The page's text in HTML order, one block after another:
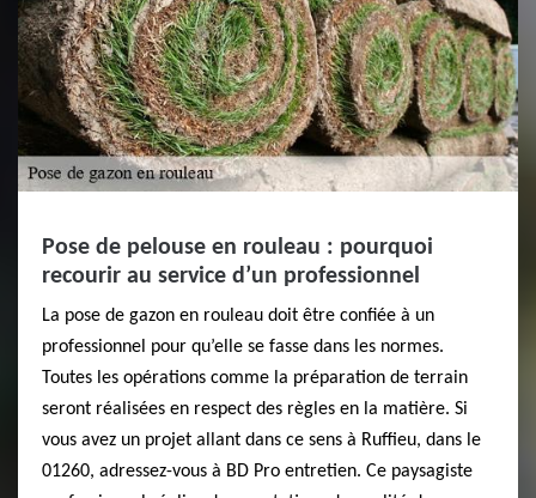
Pose de pelouse en rouleau : pourquoi
recourir au service d’un professionnel
La pose de gazon en rouleau doit être confiée à un
professionnel pour qu’elle se fasse dans les normes.
Toutes les opérations comme la préparation de terrain
seront réalisées en respect des règles en la matière. Si
vous avez un projet allant dans ce sens à Ruffieu, dans le
01260, adressez-vous à BD Pro entretien. Ce paysagiste